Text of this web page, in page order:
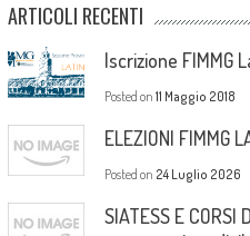
ARTICOLI RECENTI
Iscrizione FIMMG
Posted on 11 Maggio 2018
ELEZIONI FIMMG
Posted on 24 Luglio 2026
SIATESS E CORSI